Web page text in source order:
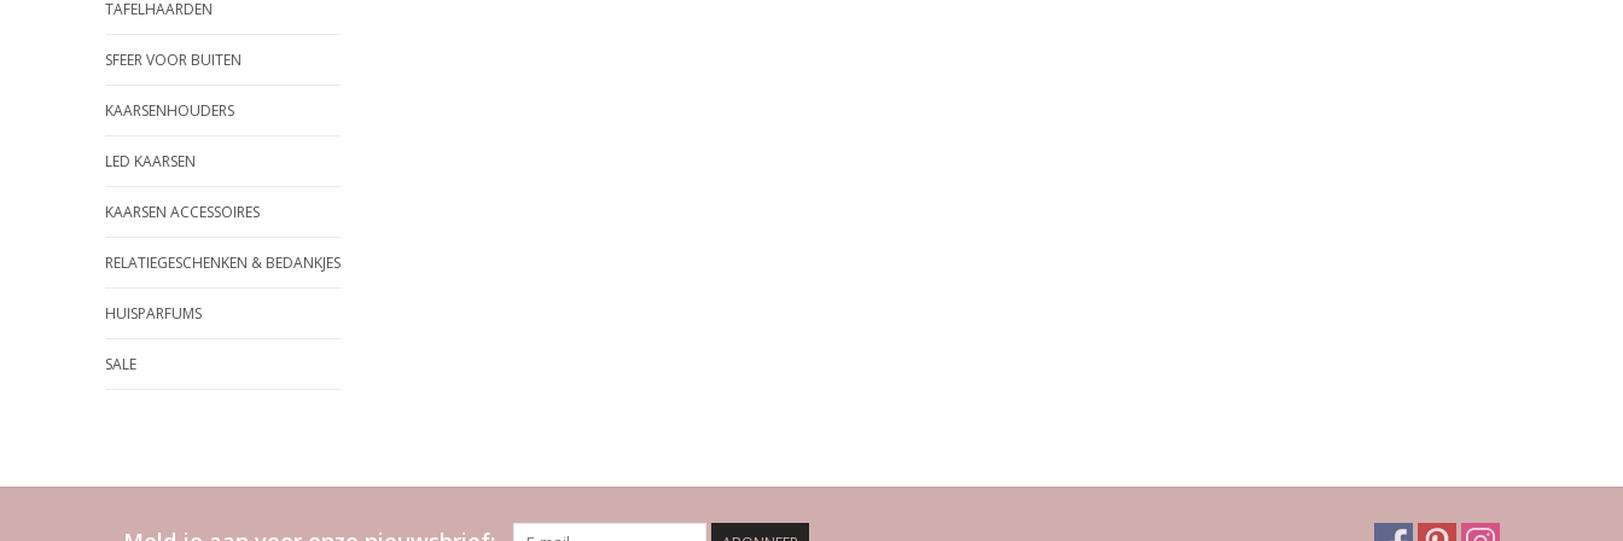
TAFELHAARDEN
SFEER VOOR BUITEN
KAARSENHOUDERS
LED KAARSEN
KAARSEN ACCESSOIRES
RELATIEGESCHENKEN & BEDANKJES
HUISPARFUMS
SALE